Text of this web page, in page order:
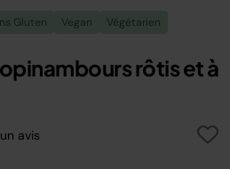
Gluten Vegan Végétarien
rôtis et à
avis